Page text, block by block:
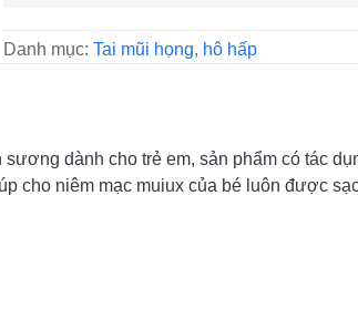
Danh mục: Tai mũi họng, hô hấp
sương dành cho trẻ em, sản phẩm có tác
cho niêm mạc muiux của bé luôn được